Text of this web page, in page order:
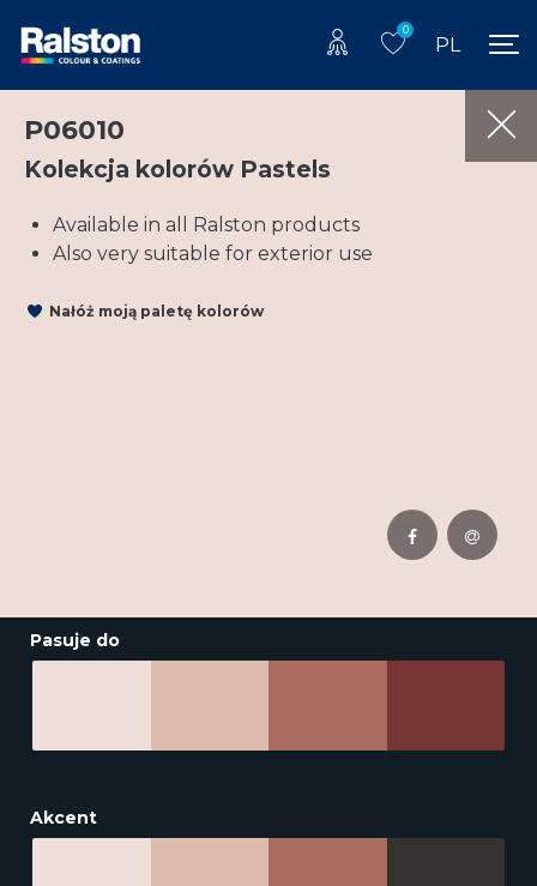
0
PL
P06010
Kolekcja kolorów Pastels
Available in all Ralston products
Also very suitable for exterior use
Nałóż moją paletę kolorów
Pasuje do
Akcent